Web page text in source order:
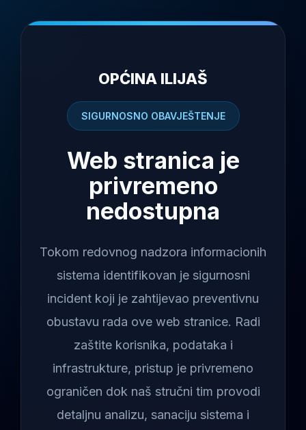
OPĆINA ILIJAŠ
SIGURNOSNO OBAVJEŠTENJE
Web stranica je
privremeno
nedostupna
Tokom redovnog nadzora informacionih
sistema identifikovan je sigurnosni
incident koji je zahtijevao preventivnu
obustavu rada ove web stranice. Radi
zaštite korisnika, podataka i
infrastrukture, pristup je privremeno
ograničen dok naš stručni tim provodi
detaljnu analizu, sanaciju sistema i